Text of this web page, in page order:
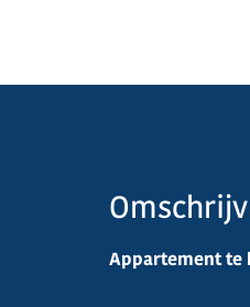
Appartement te